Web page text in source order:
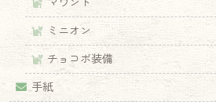
ミニオン
チョコボ装備
手紙